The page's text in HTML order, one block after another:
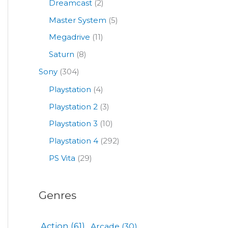
Dreamcast (2)
Master System (5)
Megadrive (11)
Saturn (8)
Sony (304)
Playstation (4)
Playstation 2 (3)
Playstation 3 (10)
Playstation 4 (292)
PS Vita (29)
Genres
Action (61)